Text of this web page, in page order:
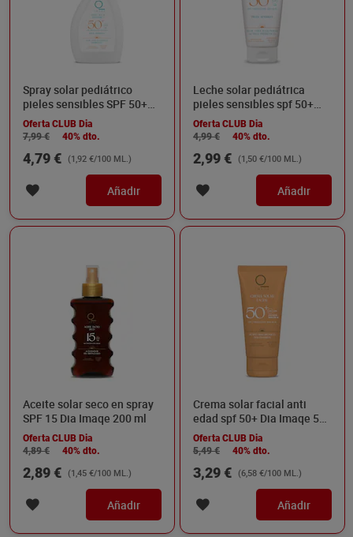
Spray solar pediátrico
pieles sensibles SPF 50+
Dia Imaqe 250 ml
Oferta CLUB Dia
7,99 €
40% dto.
4,79 € (1,92 €/100 ML.)
Añadir
Leche solar pediátrica
pieles sensibles spf 50+
Dia Imaqe 200 ml
Oferta CLUB Dia
4,99 €
40% dto.
2,99 € (1,50 €/100 ML.)
Añadir
Aceite solar seco en spray
SPF 15 Dia Imaqe 200 ml
Oferta CLUB Dia
4,89 €
40% dto.
2,89 € (1,45 €/100 ML.)
Añadir
Crema solar facial anti
edad spf 50+ Dia Imaqe 50
ml
Oferta CLUB Dia
5,49 €
40% dto.
3,29 € (6,58 €/100 ML.)
Añadir